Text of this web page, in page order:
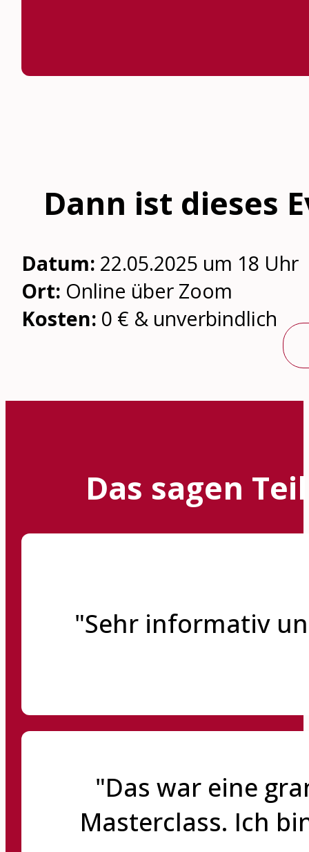
Dann ist dieses
Datum: 22.05.2025 um 18 Uhr
Ort: Online über Zoom
Kosten: 0 € & unverbindlich
Das sagen
"Sehr informativ
"Das war eine
Masterclass. Ich